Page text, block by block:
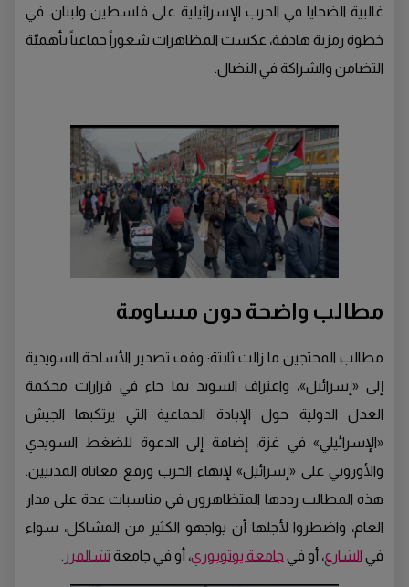
غالبية الضحايا في الحرب الإسرائيلية على فلسطين ولبنان. في
خطوة رمزية هادفة، عكست المظاهرات شعوراً جماعياً بأهميّة
التضامن والشراكة في النضال.
مطالب واضحة دون مساومة
مطالب المحتجين ما زالت ثابتة: وقف تصدير الأسلحة السويدية
إلى «إسرائيل»، واعتراف السويد بما جاء في قرارات محكمة
العدل الدولية حول الإبادة الجماعية التي يرتكبها الجيش
«الإسرائيلي» في غزة، إضافة إلى الدعوة للضغط السويدي
والأوروبي على «إسرائيل» لإنهاء الحرب ورفع معاناة المدنيين.
هذه المطالب رددها المتظاهرون في مناسبات عدة على مدار
العام، واضطروا لأجلها أن يواجهو الكثير من المشاكل، سواء
في الشارع، أو في جامعة يوتوبوري، أو في جامعة تشالمرز